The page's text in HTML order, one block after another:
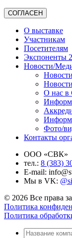
СОГЛАСЕН
О выставке
Участникам
Посетителям
Экспоненты
Новости/
О нас
Фото/
Контакты
ООО «СВК»
тел.: 8 (383)
E-mail:
Мы в VK:
© 2026 Все права
Политика
Политика